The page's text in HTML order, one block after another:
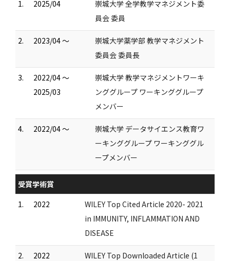
1.
2025/04
崇城大学 全学教学マネジメント委
員会 委員
2. 2023/04 ～
崇城大学薬学部 教学マネジメント
委員会 委員長
3.
2022/04 ～
2025/03
崇城大学 教学マネジメントワーキ
ンググループ ワーキンググループ
メンバー
4. 2022/04 ～
崇城大学 データサイエンス教育ワ
ーキンググループ ワーキンググル
ープメンバー
受賞学術賞
1.
2022
WILEY Top Cited Article 2020- 2021
in IMMUNITY, INFLAMMATION AND
DISEASE
2. 2022
WILEY Top Downloaded Article (1